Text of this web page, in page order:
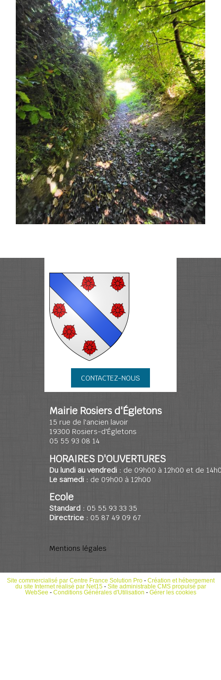
CONTACTEZ-NOUS
Mairie Rosiers d'Égletons
15 rue de l'ancien lavoir
19300 Rosiers-d'Égletons
05 55 93 08 14
HORAIRES D'OUVERTURES
Du lundi au vendredi : de 09h00 à 12h00 et de
Le samedi : de 09h00 à 12h00
Ecole
Standard : 05 55 93 33 35
Directrice : 05 87 49 09 67
Mentions légales
Site commercialisé par Centre France Solution Pro- Création et hébergement
du site Internet réalisé par Net15- Site administrable CMS propulsé par
WebSee - Conditions Générales d'Utilisation - Gérer les cookies